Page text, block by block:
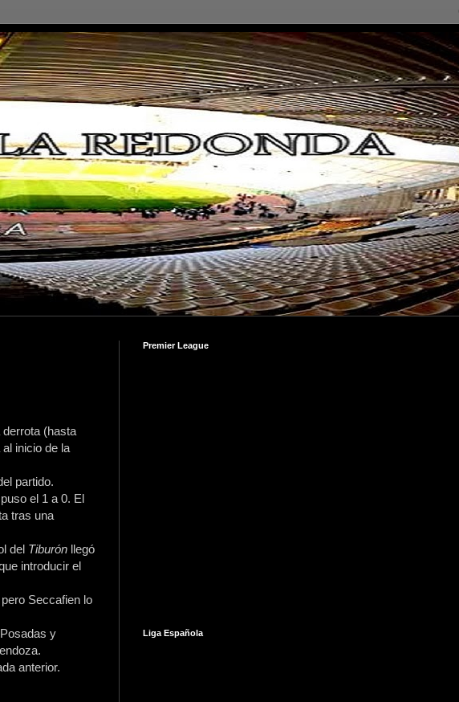
(hasta
inicio de la
partido.
el 1 a 0. El
tras una
del Tiburón llegó
introducir el
Seccafien lo
y
anterior.
Premier League
Liga Española